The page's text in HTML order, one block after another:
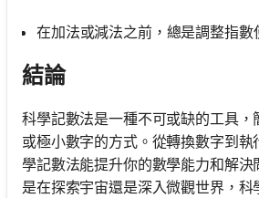
在加法或減法之前，總是調整指數
結論
科學記數法是一種不可或缺的工具，
或極小數字的方式。從轉換數字到
學記數法能提升你的數學能力和解
是在探索宇宙還是深入微觀世界，科